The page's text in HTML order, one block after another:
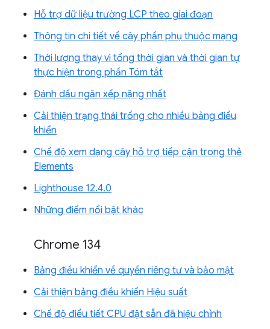
Hỗ trợ dữ liệu trường LCP theo giai đoạn
Thông tin chi tiết về cây phần phụ thuộc mạng
Thời lượng thay vì tổng thời gian và thời gian tự
thực hiện trong phần Tóm tắt
Đánh dấu ngăn xếp nặng nhất
Cải thiện trạng thái trống cho nhiều bảng điều
khiển
Chế độ xem dạng cây hỗ trợ tiếp cận trong thẻ
Elements
Lighthouse 12.4.0
Những điểm nổi bật khác
Chrome 134
Bảng điều khiển về quyền riêng tư và bảo mật
Cải thiện bảng điều khiển Hiệu suất
Chế độ điều tiết CPU đặt sẵn đã hiệu chỉnh